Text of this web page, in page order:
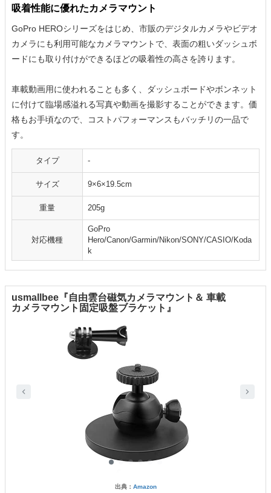
吸着性能に優れたカメラマウント
GoPro HEROシリーズをはじめ、市販のデジタルカメラやビデオ
カメラにも利用可能なカメラマウントで、表面の粗いダッシュボ
ードにも取り付けができるほどの吸着性の高さを誇ります。
車載動画用に使われることも多く、ダッシュボードやボンネット
に付けて臨場感溢れる写真や動画を撮影することができます。価
格もお手頃なので、コストパフォーマンスもバッチリの一品で
す。
タイプ -
サイズ 9×6×19.5cm
重量 205g
対応機種
GoPro
Hero/Canon/Garmin/Nikon/SONY/CASIO/Koda
k
usmallbee『自由雲台磁気カメラマウント＆ 車載
カメラマウント固定吸盤ブラケット』
出典： Amazon